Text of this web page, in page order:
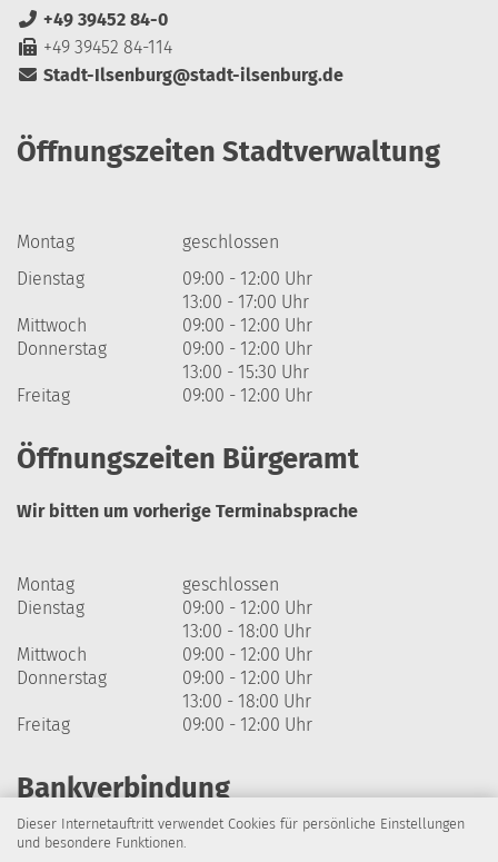
Dieser Internetauftritt verwendet Cookies für persönliche Einstellungen
und besondere Funktionen.
+49 39452 84-0
+49 39452 84-114
Stadt-Ilsenburg@stadt-ilsenburg.de
Öffnungszeiten Stadtverwaltung
Montag
geschlossen
Dienstag
09:00 - 12:00 Uhr
13:00 - 17:00 Uhr
Mittwoch
09:00 - 12:00 Uhr
Donnerstag
09:00 - 12:00 Uhr
13:00 - 15:30 Uhr
Freitag
09:00 - 12:00 Uhr
Öffnungszeiten Bürgeramt
Wir bitten um vorherige Terminabsprache
Montag
geschlossen
Dienstag
09:00 - 12:00 Uhr
13:00 - 18:00 Uhr
Mittwoch
09:00 - 12:00 Uhr
Donnerstag
09:00 - 12:00 Uhr
13:00 - 18:00 Uhr
Freitag
09:00 - 12:00 Uhr
Bankverbindung
Harzsparkasse